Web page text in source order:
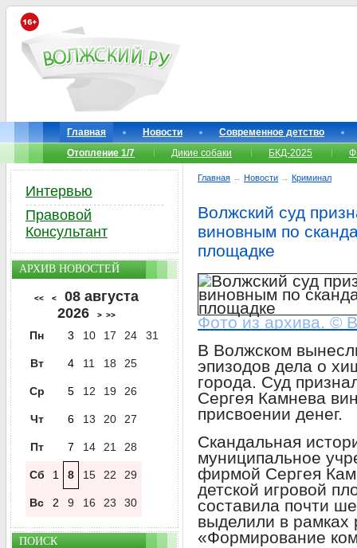
Главная Новости
Современное детство
Отопление 1/7
Дикие собаки БКД-2025
Главная → Новости → Криминал
Волжский суд
виновным по
площадке
Фото из архива. ©
В Волжском
эпизодов дела о
города. Суд
Сергея Камнева
присвоении денег.
Скандальная
муниципальное
фирмой Сергея
детской игровой
составила почти
выделили в рамках
«Формирование
Интервью
Правовой
Консультант
АРХИВ НОВОСТЕЙ
<< <
08 августа
2026
> >>
Пн 3 10 17 24 31
Вт 4 11 18 25
Ср 5 12 19 26
Чт 6 13 20 27
Пт 7 14 21 28
Сб 1 8 15 22 29
Вс 2 9 16 23 30
ПОИСК